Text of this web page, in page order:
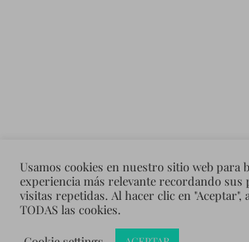
Usamos cookies en nuestro sitio web para
experiencia más relevante recordando sus
visitas repetidas. Al hacer clic en "Aceptar",
TODAS las cookies.